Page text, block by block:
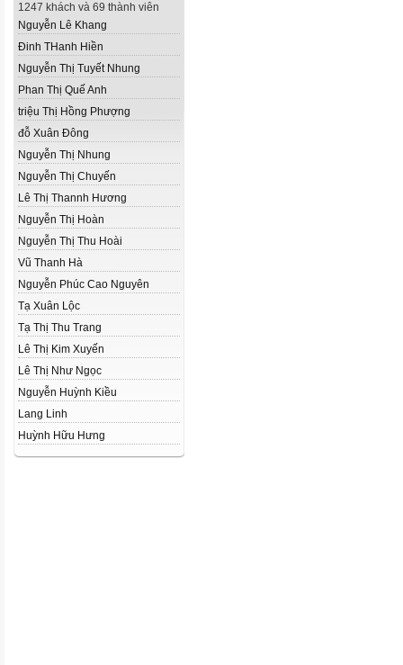
1247 khách và 69 thành viên
Nguyễn Lê Khang
Đinh THanh Hiền
Nguyễn Thị Tuyết Nhung
Phan Thị Quế Anh
triệu Thị Hồng Phượng
đỗ Xuân Đông
Nguyễn Thị Nhung
Nguyễn Thị Chuyến
Lê Thị Thannh Hương
Nguyễn Thị Hoàn
Nguyễn Thị Thu Hoài
Vũ Thanh Hà
Nguyễn Phúc Cao Nguyên
Tạ Xuân Lộc
Tạ Thị Thu Trang
Lê Thị Kim Xuyến
Lê Thị Như Ngọc
Nguyễn Huỳnh Kiều
Lang Linh
Huỳnh Hữu Hưng